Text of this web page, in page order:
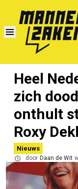
Heel
zich
onthult
Roxy
Nieuws
door Daan de Wit